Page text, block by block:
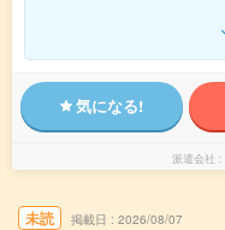
気になる!
派遣会社
未読 掲載日 2026/08/07